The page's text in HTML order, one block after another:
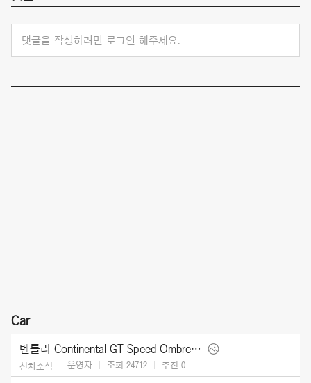
댓글을 작성하려면 로그인 해주세요.
Car
벤틀리 Continental GT Speed Ombre by Mulliner (2025)
신차소식 운영자 조회 24712 추천 0